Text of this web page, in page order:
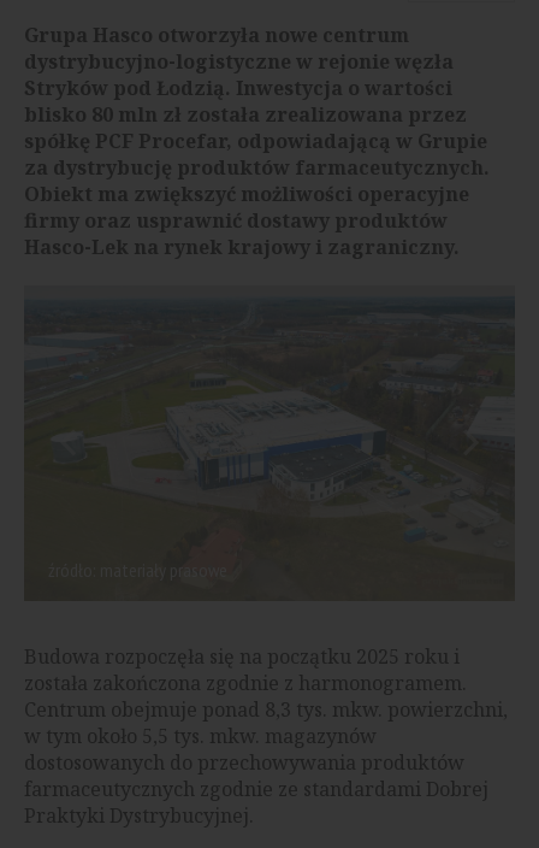
Grupa Hasco otworzyła nowe centrum
dystrybucyjno-logistyczne w rejonie węzła
Stryków pod Łodzią. Inwestycja o wartości
blisko 80 mln zł została zrealizowana przez
spółkę PCF Procefar, odpowiadającą w Grupie
za dystrybucję produktów farmaceutycznych.
Obiekt ma zwiększyć możliwości operacyjne
firmy oraz usprawnić dostawy produktów
Hasco-Lek na rynek krajowy i zagraniczny.
Budowa rozpoczęła się na początku 2025 roku i
została zakończona zgodnie z harmonogramem.
Centrum obejmuje ponad 8,3 tys. mkw. powierzchni,
w tym około 5,5 tys. mkw. magazynów
dostosowanych do przechowywania produktów
farmaceutycznych zgodnie ze standardami Dobrej
Praktyki Dystrybucyjnej.